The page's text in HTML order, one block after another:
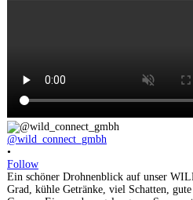
@wild_connect_gmbh
•
Follow
Ein schöner Drohnenblick auf unser
Grad, kühle Getränke, viel Schatten,